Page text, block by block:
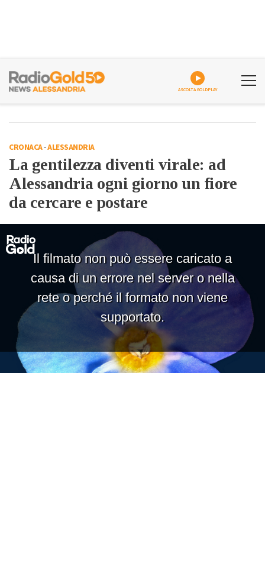
ASCOLTA GOLDPLAY
CRONACA-ALESSANDRIA
La gentilezza diventi virale: ad
Alessandria ogni giorno un fiore
da cercare e postare